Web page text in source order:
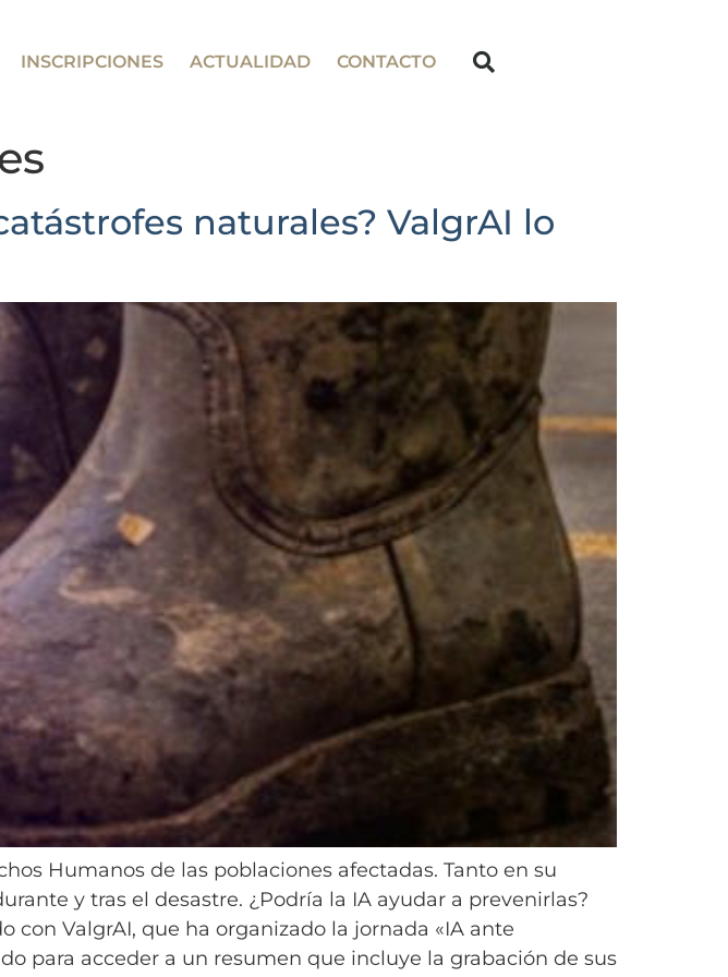
INSCRIPCIONES ACTUALIDAD CONTACTO
naturales? ValgrAI lo
Humanos de las poblaciones afectadas. Tanto en su
y tras el desastre. ¿Podría la IA ayudar a prevenirlas?
con ValgrAI, que ha organizado la jornada «IA ante
para acceder a un resumen que incluye la grabación de sus